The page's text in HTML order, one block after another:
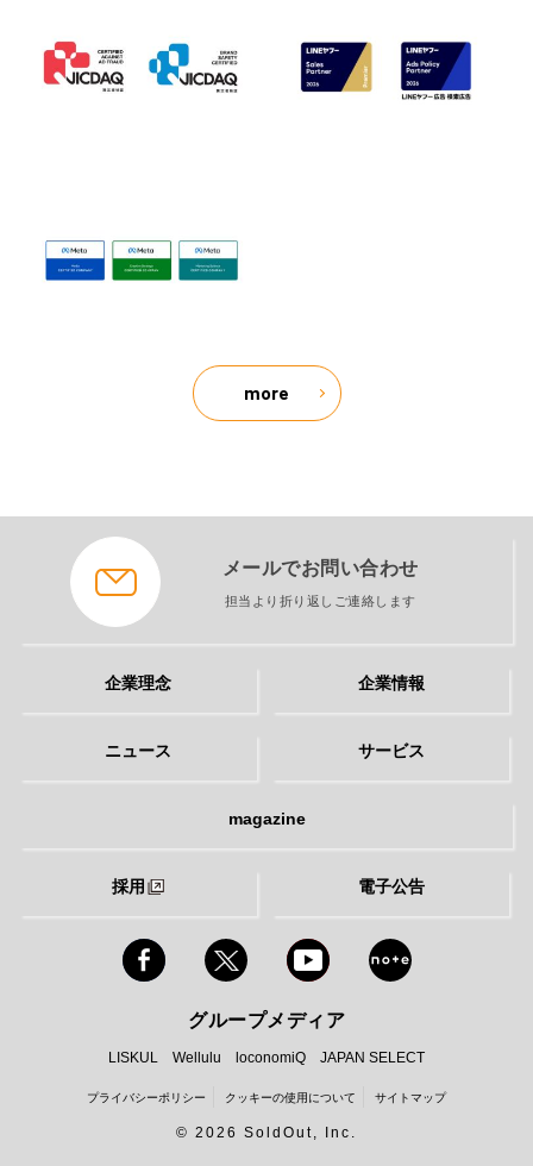
more
メールでお問い合わせ
担当より折り返しご連絡します
企業理念 企業情報
ニュース サービス
magazine
採用 電子公告
グループメディア
LISKUL Wellulu loconomiQ JAPAN SELECT
プライバシーポリシー クッキーの使用について サイトマップ
© 2026 SoldOut, Inc.